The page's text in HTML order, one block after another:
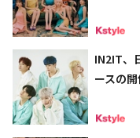
IN2IT、
ースの